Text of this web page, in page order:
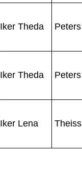
Iker Theda Peters
Iker Theda Peters
Iker Lena